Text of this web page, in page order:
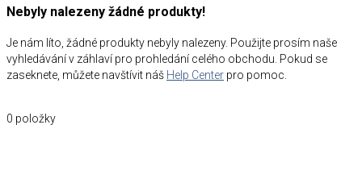
Nebyly nalezeny žádné produkty!
Je nám líto, žádné produkty nebyly nalezeny. Použijte prosím naše
vyhledávání v záhlaví pro prohledání celého obchodu. Pokud se
zaseknete, můžete navštívit náš Help Center pro pomoc.
0 položky